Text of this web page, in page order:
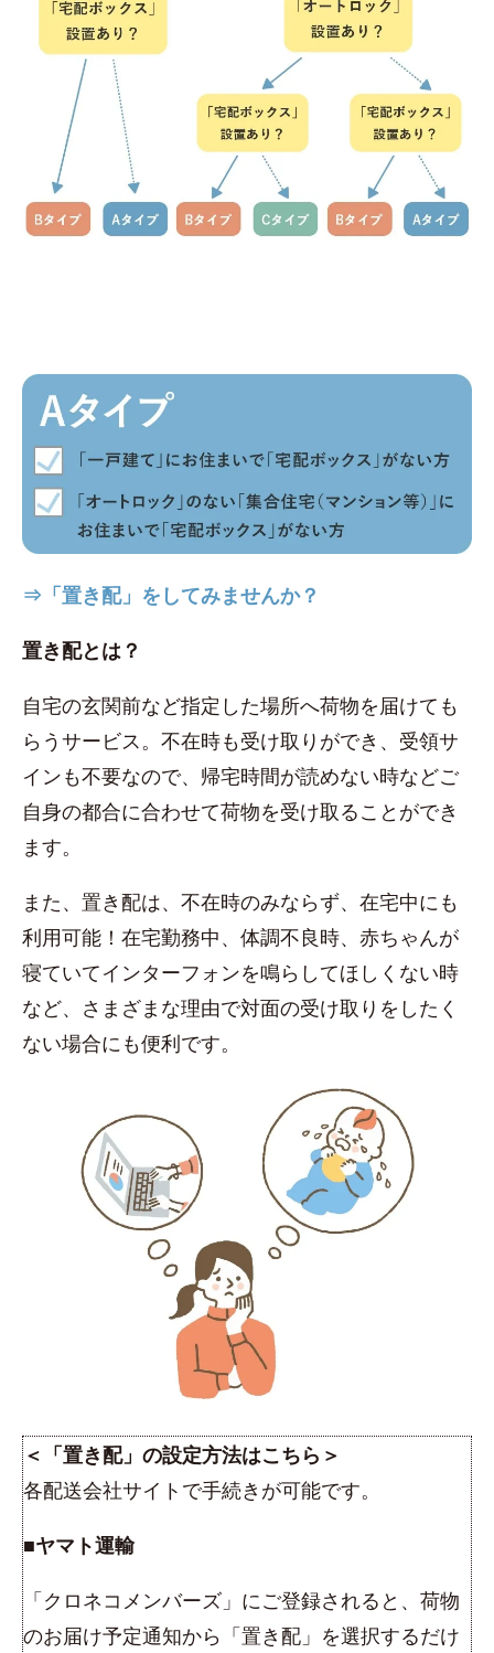
⇒「置き配」をしてみませんか？
置き配とは？
自宅の玄関前など指定した場所へ荷物を届けても
らうサービス。不在時も受け取りができ、受領サ
インも不要なので、帰宅時間が読めない時などご
自身の都合に合わせて荷物を受け取ることができ
ます。
また、置き配は、不在時のみならず、在宅中にも
利用可能！在宅勤務中、体調不良時、赤ちゃんが
寝ていてインターフォンを鳴らしてほしくない時
など、さまざまな理由で対面の受け取りをしたく
ない場合にも便利です。
＜「置き配」の設定方法はこちら＞
各配送会社サイトで手続きが可能です。
■ヤマト運輸
「クロネコメンバーズ」にご登録されると、荷物
のお届け予定通知から「置き配」を選択するだけ